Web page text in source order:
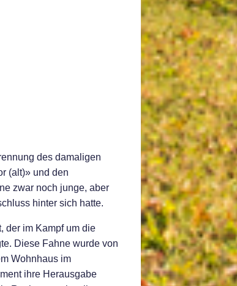
des damaligen
(alt)» und den
zwar noch junge, aber
hinter sich hatte.
der im Kampf um die
Diese Fahne wurde von
Wohnhaus im
ihre Herausgabe